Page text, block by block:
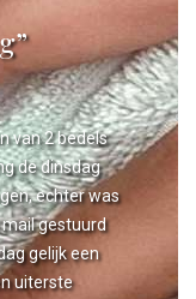
van 2 bedels
de dinsdag
echter was
mail gestuurd
gelijk een
uiterste